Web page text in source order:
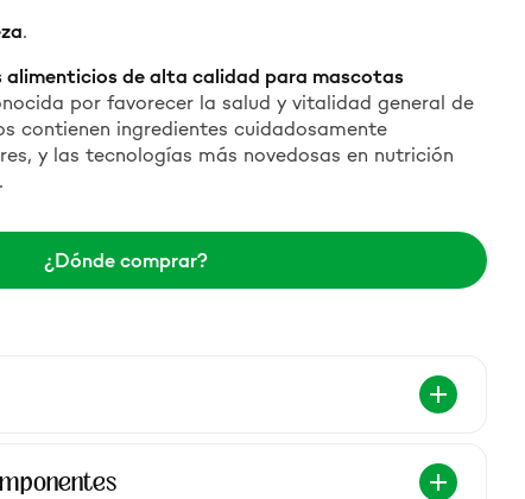
.
alimenticios de alta calidad para mascotas
por favorecer la salud y vitalidad general de
contienen ingredientes cuidadosamente
y las tecnologías más novedosas en nutrición
.
¿Dónde comprar?